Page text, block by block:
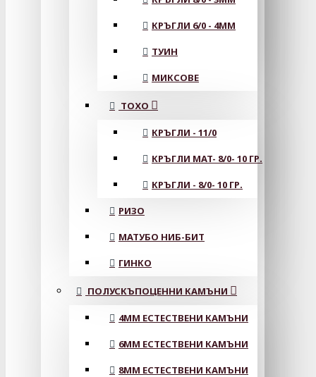
КРЪГЛИ 6/0 - 4MM
ТУИН
МИКСОВЕ
ТОХО
КРЪГЛИ - 11/0
КРЪГЛИ MAT- 8/0- 10 ГР.
КРЪГЛИ - 8/0- 10 ГР.
РИЗО
МАТУБО НИБ-БИТ
ГИНКО
ПОЛУСКЪПОЦЕННИ КАМЪНИ
4MM ЕСТЕСТВЕНИ КАМЪНИ
6MM ЕСТЕСТВЕНИ КАМЪНИ
8MM ЕСТЕСТВЕНИ КАМЪНИ